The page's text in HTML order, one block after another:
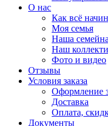
О нас
Как всё
Моя семья
Наша
Наш
Фото и видео
Отзывы
Условия заказа
Оформление
Доставка
Оплата,
Документы